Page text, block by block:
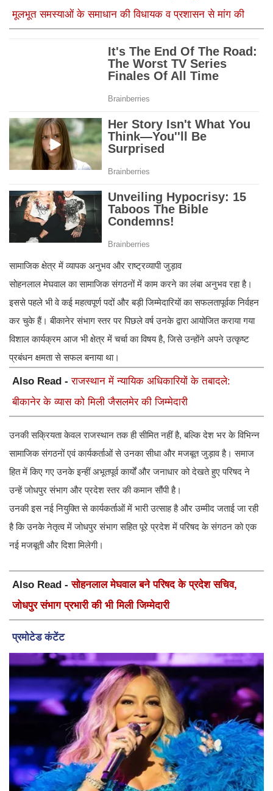
मूलभूत समस्याओं के समाधान की विधायक व प्रशासन से मांग की
सामाजिक क्षेत्र में व्यापक अनुभव और राष्ट्रव्यापी जुड़ाव
सोहनलाल मेघवाल का सामाजिक संगठनों में काम करने का लंबा अनुभव रहा है।
इससे पहले भी वे कई महत्वपूर्ण पदों और बड़ी जिम्मेदारियों का सफलतापूर्वक निर्वहन
कर चुके हैं। बीकानेर संभाग स्तर पर पिछले वर्ष उनके द्वारा आयोजित कराया गया
विशाल कार्यक्रम आज भी क्षेत्र में चर्चा का विषय है, जिसे उन्होंने अपने उत्कृष्ट
प्रबंधन क्षमता से सफल बनाया था।
Also Read -राजस्थान में न्यायिक अधिकारियों के तबादले:
बीकानेर के व्यास को मिली जैसलमेर की जिम्मेदारी
उनकी सक्रियता केवल राजस्थान तक ही सीमित नहीं है, बल्कि देश भर के विभिन्न
सामाजिक संगठनों एवं कार्यकर्ताओं से उनका सीधा और मजबूत जुड़ाव है। समाज
हित में किए गए उनके इन्हीं अभूतपूर्व कार्यों और जनाधार को देखते हुए परिषद ने
उन्हें जोधपुर संभाग और प्रदेश स्तर की कमान सौंपी है।
उनकी इस नई नियुक्ति से कार्यकर्ताओं में भारी उत्साह है और उम्मीद जताई जा रही
है कि उनके नेतृत्व में जोधपुर संभाग सहित पूरे प्रदेश में परिषद के संगठन को एक
नई मजबूती और दिशा मिलेगी।
Also Read -सोहनलाल मेघवाल बने परिषद के प्रदेश सचिव,
जोधपुर संभाग प्रभारी की भी मिली जिम्मेदारी